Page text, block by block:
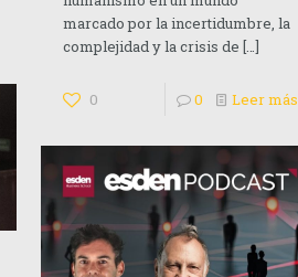
marcado por la incertidumbre, la
complejidad y la crisis de […]
0 0 Leer más